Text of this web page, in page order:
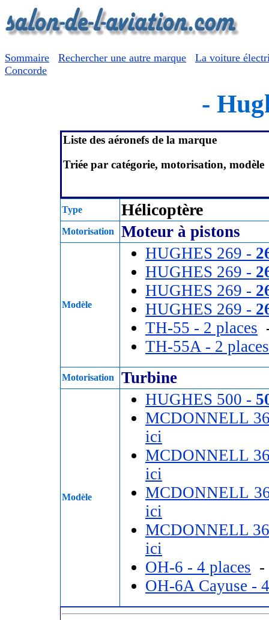
Sommaire Rechercher une autre marque
La voiture
Concorde
-
Liste des aéronefs de la marque
Triée par catégorie, motorisation, modèle
Type Hélicoptère
Motorisation Moteur à pistons
Modèle
HUGHES 269 -
HUGHES 269 -
HUGHES 269 -
HUGHES 269 -
TH-55 - 2 places
TH-55A - 2 places
Motorisation Turbine
Modèle
HUGHES 500 -
MCDONNELL
ici
MCDONNELL
ici
MCDONNELL
ici
MCDONNELL
ici
OH-6 - 4 places -
OH-6A Cayuse -